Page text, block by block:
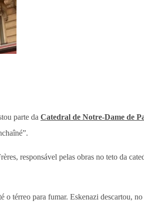
parte da Catedral de Notre-Dame de
responsável pelas obras no teto da
térreo para fumar. Eskenazi descartou,